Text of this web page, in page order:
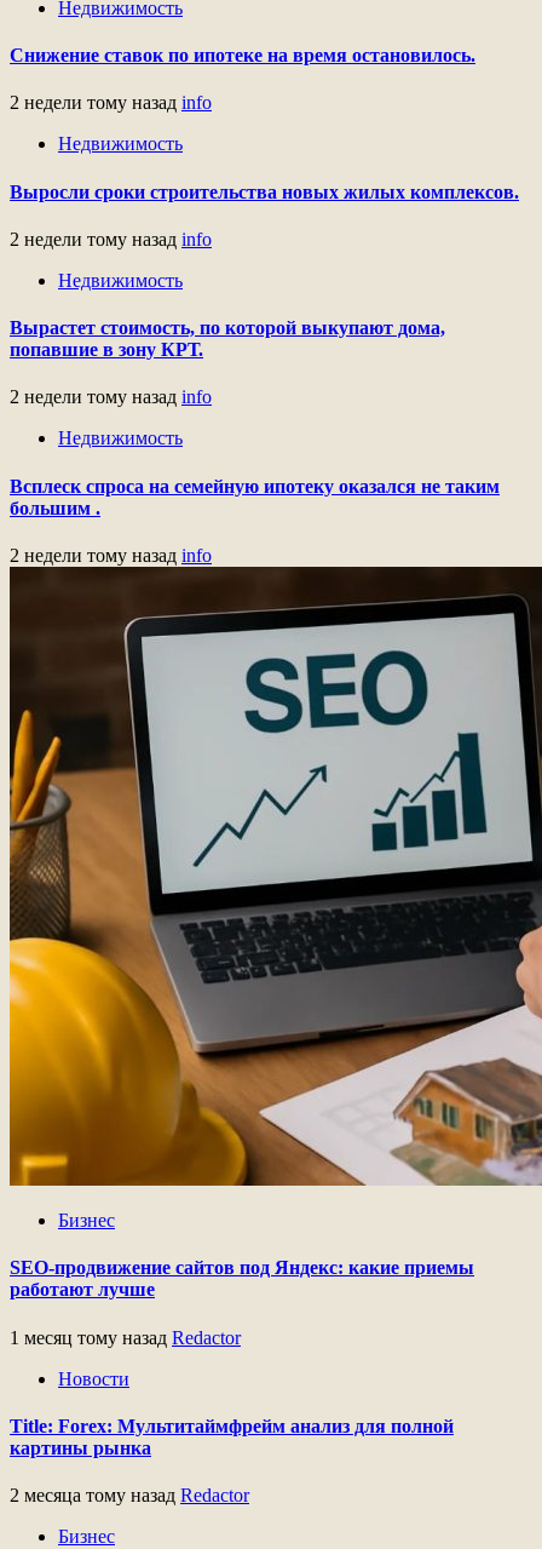
Недвижимость
Снижение ставок по ипотеке на время остановилось.
2 недели тому назад info
Недвижимость
Выросли сроки строительства новых жилых комплексов.
2 недели тому назад info
Недвижимость
Вырастет стоимость, по которой выкупают дома,
попавшие в зону КРТ.
2 недели тому назад info
Недвижимость
Всплеск спроса на семейную ипотеку оказался не таким
большим .
2 недели тому назад info
Бизнес
SEO-продвижение сайтов под Яндекс: какие приемы
работают лучше
1 месяц тому назад Redactor
Новости
Title: Forex: Мультитаймфрейм анализ для полной
картины рынка
2 месяца тому назад Redactor
Бизнес